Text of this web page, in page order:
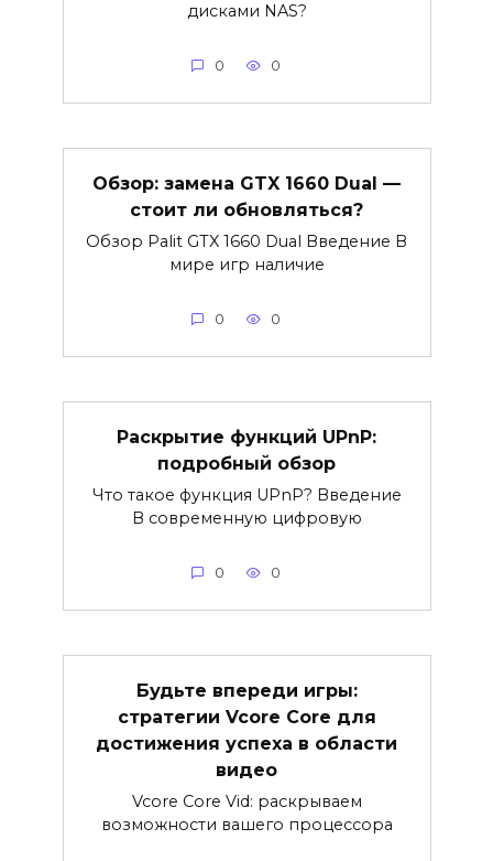
дисками NAS?
0 0
Обзор: замена GTX 1660 Dual —
стоит ли обновляться?
Обзор Palit GTX 1660 Dual Введение В
мире игр наличие
0 0
Раскрытие функций UPnP:
подробный обзор
Что такое функция UPnP? Введение
В современную цифровую
0 0
Будьте впереди игры:
стратегии Vcore Core для
достижения успеха в области
видео
Vcore Core Vid: раскрываем
возможности вашего процессора